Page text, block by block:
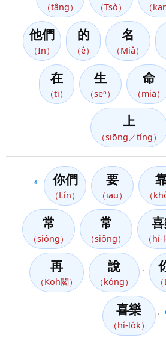
（tâng） （Tsò） （
他們
（In）
的
（ê）
名
（Miâ）
在
（tī）
生
（seⁿ）
命
（miā）
上
（siōng／tíng）
4 你們
（Lín）
要
（iau） （
常
（siông）
常
（siông） （hí-
再
（Koh閣）
說
（kóng）
喜樂
（hí-lo̍k）